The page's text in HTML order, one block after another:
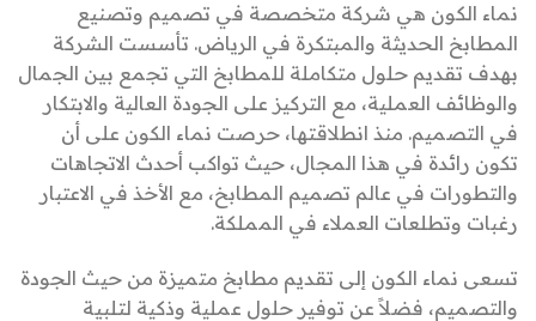
نماء الكون هي شركة متخصصة في تصميم وتصنيع
المطابخ الحديثة والمبتكرة في الرياض. تأسست الشركة
بهدف تقديم حلول متكاملة للمطابخ التي تجمع بين الجمال
والوظائف العملية، مع التركيز على الجودة العالية والابتكار
في التصميم. منذ انطلاقتها، حرصت نماء الكون على أن
تكون رائدة في هذا المجال، حيث تواكب أحدث الاتجاهات
والتطورات في عالم تصميم المطابخ، مع الأخذ في الاعتبار
رغبات وتطلعات العملاء في المملكة.
تسعى نماء الكون إلى تقديم مطابخ متميزة من حيث الجودة
والتصميم، فضلاً عن توفير حلول عملية وذكية لتلبية